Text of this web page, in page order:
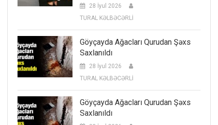
28 İyul 2026
TURAL KƏLBƏCƏRLİ
Göyçayda Ağacları Qurudan Şəxs
Saxlanıldı
28 İyul 2026
TURAL KƏLBƏCƏRLİ
Göyçayda Ağacları Qurudan Şəxs
Saxlanıldı